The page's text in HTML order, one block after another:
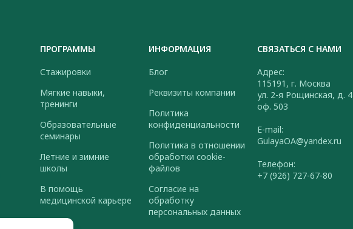
ПРОГРАММЫ
Стажировки
Мягкие навыки,
тренинги
Образовательные
семинары
Летние и зимние
школы
В помощь
медицинской карьере
ИНФОРМАЦИЯ
Блог
Реквизиты компании
Политика
конфиденциальности
Политика в отношении
обработки cookie-
файлов
Согласие на
обработку
персональных данных
СВЯЗАТЬСЯ С НАМИ
Адрес:
115191, г. Москва
ул. 2-я Рощинская, д. 4
оф. 503
E-mail:
GulayaOA@yandex.ru
Телефон:
+7 (926) 727-67-80